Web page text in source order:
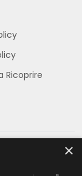
Ricoprire
×